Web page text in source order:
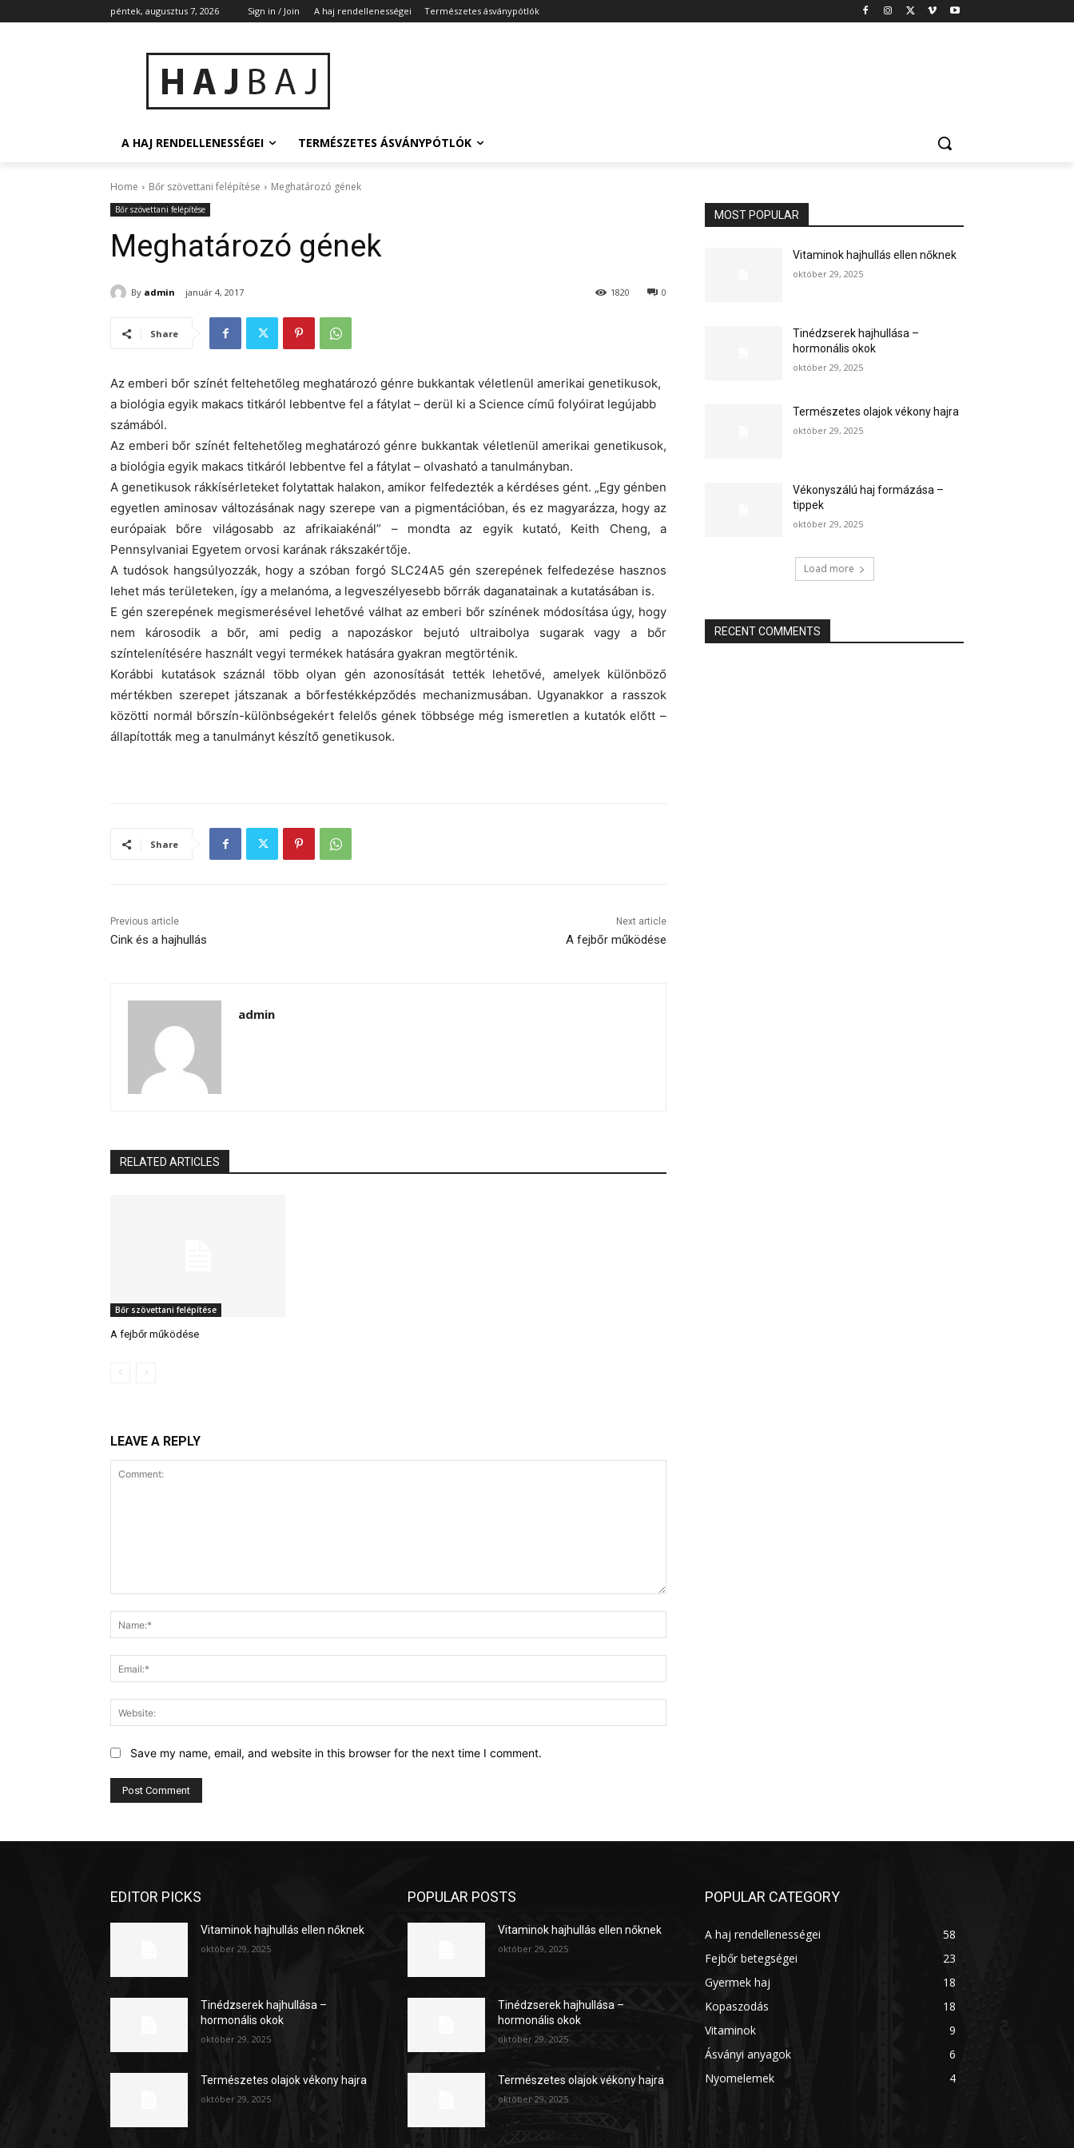
péntek, augusztus 7, 2026 Sign in / Join A haj rendellenességei Természetes ásványpótlók
A HAJ RENDELLENESSÉGEI TERMÉSZETES ÁSVÁNYPÓTLÓK
Home Bőr szövettani felépítése Meghatározó gének
Bőr szövettani felépítése
Meghatározó gének
By admin január 4, 2017 0
1820
Share
Az emberi bőr színét feltehetőleg meghatározó génre bukkantak véletlenül amerikai genetikusok,
a biológia egyik makacs titkáról lebbentve fel a fátylat – derül ki a Science című folyóirat legújabb
számából.
Az emberi bőr színét feltehetőleg meghatározó génre bukkantak véletlenül amerikai genetikusok,
a biológia egyik makacs titkáról lebbentve fel a fátylat – olvasható a tanulmányban.
A genetikusok rákkísérleteket folytattak halakon, amikor felfedezték a kérdéses gént. „Egy génben
egyetlen aminosav változásának nagy szerepe van a pigmentációban, és ez magyarázza, hogy az
európaiak bőre világosabb az afrikaiakénál” – mondta az egyik kutató, Keith Cheng, a
Pennsylvaniai Egyetem orvosi karának rákszakértője.
A tudósok hangsúlyozzák, hogy a szóban forgó SLC24A5 gén szerepének felfedezése hasznos
lehet más területeken, így a melanóma, a legveszélyesebb bőrrák daganatainak a kutatásában is.
E gén szerepének megismerésével lehetővé válhat az emberi bőr színének módosítása úgy, hogy
nem károsodik a bőr, ami pedig a napozáskor bejutó ultraibolya sugarak vagy a bőr
színtelenítésére használt vegyi termékek hatására gyakran megtörténik.
Korábbi kutatások száznál több olyan gén azonosítását tették lehetővé, amelyek különböző
mértékben szerepet játszanak a bőrfestékképződés mechanizmusában. Ugyanakkor a rasszok
közötti normál bőrszín-különbségekért felelős gének többsége még ismeretlen a kutatók előtt –
állapították meg a tanulmányt készítő genetikusok.
Share
Previous article
Cink és a hajhullás
Next article
A fejbőr működése
admin
RELATED ARTICLES
Bőr szövettani felépítése
A fejbőr működése
LEAVE A REPLY
Save my name, email, and website in this browser for the next time I comment.
MOST POPULAR
Vitaminok hajhullás ellen nőknek
október 29, 2025
Tinédzserek hajhullása –
hormonális okok
október 29, 2025
Természetes olajok vékony hajra
október 29, 2025
Vékonyszálú haj formázása –
tippek
október 29, 2025
Load more
RECENT COMMENTS
EDITOR PICKS
Vitaminok hajhullás ellen nőknek
október 29, 2025
Tinédzserek hajhullása –
hormonális okok
október 29, 2025
Természetes olajok vékony hajra
október 29, 2025
POPULAR POSTS
Vitaminok hajhullás ellen nőknek
október 29, 2025
Tinédzserek hajhullása –
hormonális okok
október 29, 2025
Természetes olajok vékony hajra
október 29, 2025
POPULAR CATEGORY
A haj rendellenességei
58
Fejbőr betegségei
23
Gyermek haj
18
Kopaszodás
18
Vitaminok
9
Ásványi anyagok
6
Nyomelemek
4